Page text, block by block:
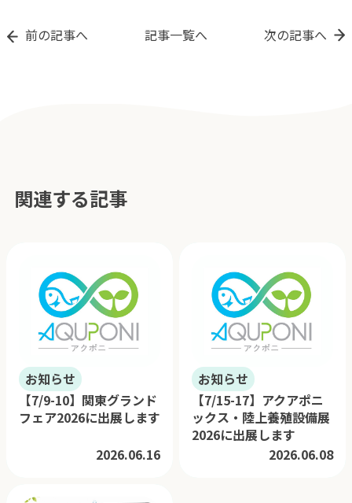
前の記事へ 記事一覧へ 次の記事へ
関連する記事
お知らせ
【7/9-10】関東グランド
フェア2026に出展します
2026.06.16
お知らせ
【7/15-17】アクアポニ
ックス・陸上養殖設備展
2026に出展します
2026.06.08